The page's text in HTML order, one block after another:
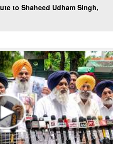
to Shaheed Udham Singh,